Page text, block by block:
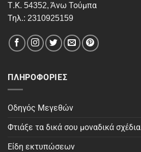
Τ.Κ. 54352, Άνω Τούμπα
Τηλ.: 2310925159
ΠΛΗΡΟΦΟΡΊΕΣ
Οδηγός Μεγεθών
Φτιάξε τα δικά σου μοναδικά σχέδια
Είδη εκτυπώσεων